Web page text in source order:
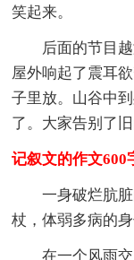
笑起来。
后面的节目
屋外响起了震耳
子里放。山谷中
了。大家告别了
记叙文的作文600
一身破烂肮
杖，体弱多病的
在一个风雨